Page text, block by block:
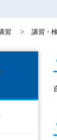
習 > 講習・